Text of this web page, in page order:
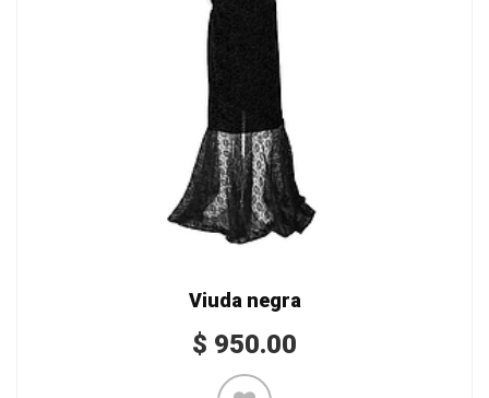
Viuda negra
$ 950.00